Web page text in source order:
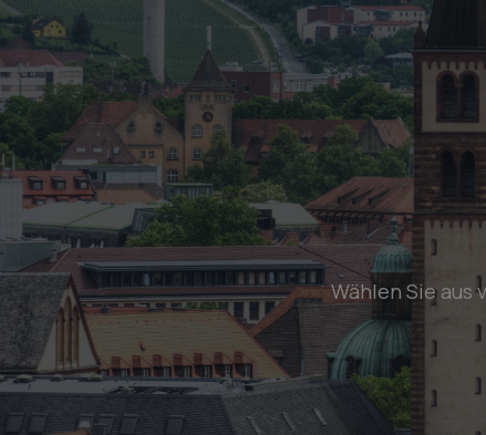
Wählen Sie aus